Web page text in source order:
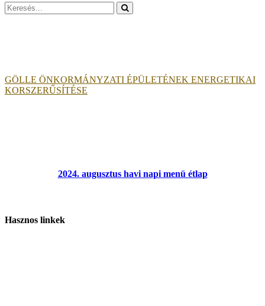
Search
for:
GÖLLE ÖNKORMÁNYZATI ÉPÜLETÉNEK ENERGETIKAI
KORSZERŰSÍTÉSE
2024. augusztus havi napi menü étlap
Hasznos linkek